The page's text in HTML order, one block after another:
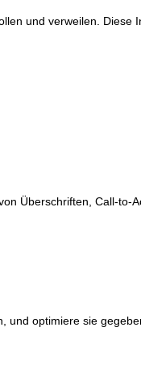
und verweilen. Diese
Überschriften, Call-to-
und optimiere sie